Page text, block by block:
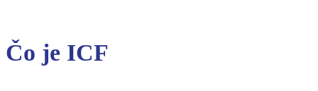
Čo je ICF